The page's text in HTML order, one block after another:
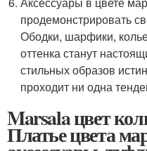
продемонстрировать
Ободки, шарфики,
оттенка станут
стильных образов
проходит ни одна
Marsala цвет
Платье цвета